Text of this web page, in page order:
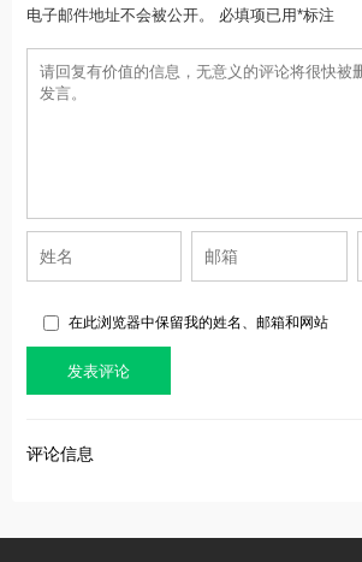
电子邮件地址不会被公开。 必填项已用*标注
在此浏览器中保留我的姓名、邮箱和网站
评论信息